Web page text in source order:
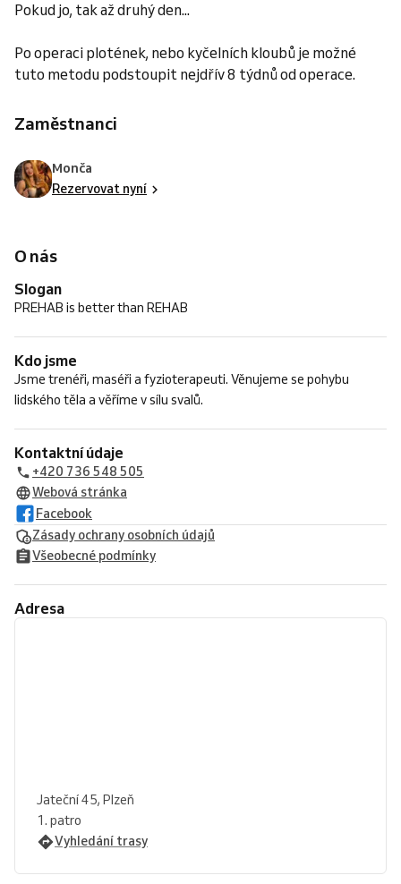
Pokud jo, tak až druhý den...
Po operaci plotének, nebo kyčelních kloubů je možné
tuto metodu podstoupit nejdřív 8 týdnů od operace.
Zaměstnanci
Monča
Rezervovat nyní
O nás
Slogan
PREHAB is better than REHAB
Kdo jsme
Jsme trenéři, maséři a fyzioterapeuti. Věnujeme se pohybu
lidského těla a věříme v sílu svalů.
Kontaktní údaje
+420 736 548 505
Webová stránka
Facebook
Zásady ochrany osobních údajů
Všeobecné podmínky
Adresa
Jateční 45, Plzeň
1. patro
Vyhledání trasy